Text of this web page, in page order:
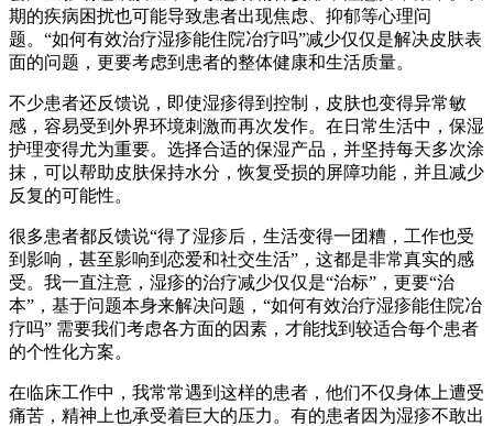
期的疾病困扰也可能导致患者出现焦虑、抑郁等心理问
题。“如何有效治疗湿疹能住院冶疗吗”减少仅仅是解决皮肤表
面的问题，更要考虑到患者的整体健康和生活质量。
不少患者还反馈说，即使湿疹得到控制，皮肤也变得异常敏
感，容易受到外界环境刺激而再次发作。在日常生活中，保湿
护理变得尤为重要。选择合适的保湿产品，并坚持每天多次涂
抹，可以帮助皮肤保持水分，恢复受损的屏障功能，并且减少
反复的可能性。
很多患者都反馈说“得了湿疹后，生活变得一团糟，工作也受
到影响，甚至影响到恋爱和社交生活”，这都是非常真实的感
受。我一直注意，湿疹的治疗减少仅仅是“治标”，更要“治
本”，基于问题本身来解决问题，“如何有效治疗湿疹能住院冶
疗吗” 需要我们考虑各方面的因素，才能找到较适合每个患者
的个性化方案。
在临床工作中，我常常遇到这样的患者，他们不仅身体上遭受
痛苦，精神上也承受着巨大的压力。有的患者因为湿疹不敢出